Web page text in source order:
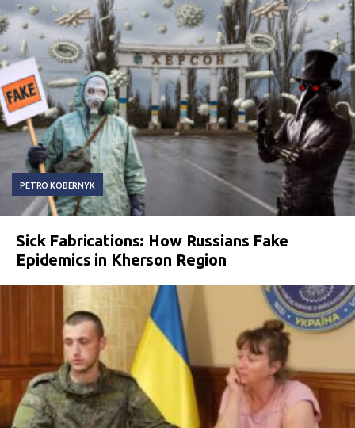
PETRO KOBERNYK
Sick Fabrications: How Russians Fake
Epidemics in Kherson Region